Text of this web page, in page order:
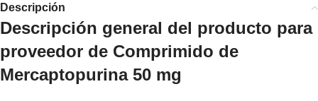
Descripción
Descripción general del producto para
proveedor de Comprimido de
Mercaptopurina 50 mg